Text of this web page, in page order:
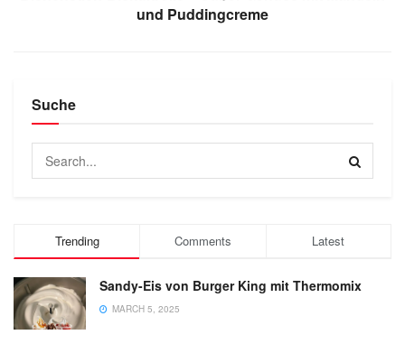
und Puddingcreme
Suche
Trending Comments Latest
Sandy-Eis von Burger King mit Thermomix
MARCH 5, 2025